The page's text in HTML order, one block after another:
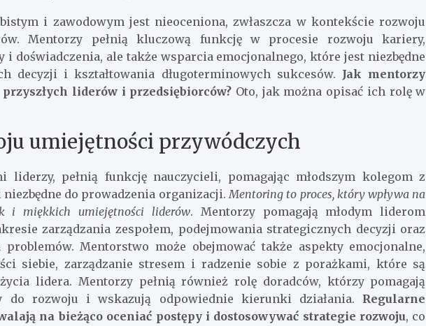
i zawodowym jest nieoceniona, zwłaszcza w kontekście rozwoju
Mentorzy pełnią kluczową funkcję w procesie rozwoju kariery,
doświadczenia, ale także wsparcia emocjonalnego, które jest niezbędne
decyzji i kształtowania długoterminowych sukcesów. Jak mentorzy
liderów i przedsiębiorców? Oto, jak można opisać ich rolę w
umiejętności przywódczych
liderzy, pełnią funkcję nauczycieli, pomagając młodszym kolegom z
do prowadzenia organizacji.Mentoring to proces, który wpływa na
i miękkich umiejętności liderów. Mentorzy pomagają młodym liderom
zarządzania zespołem, podejmowania strategicznych decyzji oraz
Mentorstwo może obejmować także aspekty emocjonalne,
siebie, zarządzanie stresem i radzenie sobie z porażkami, które są
lidera. Mentorzy pełnią również rolę doradców, którzy pomagają
do rozwoju i wskazują odpowiednie kierunki działania. Regularne
na bieżąco oceniać postępy i dostosowywać strategie rozwoju, co